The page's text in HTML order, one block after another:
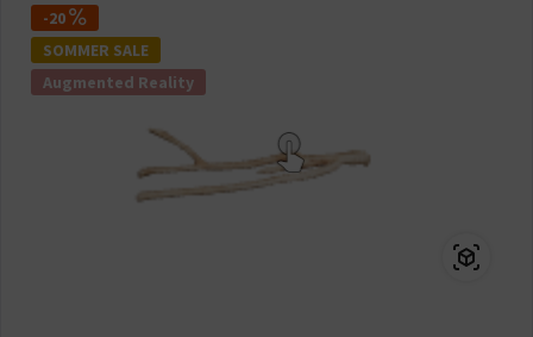
-20
SOMMER SALE
Augmented Reality